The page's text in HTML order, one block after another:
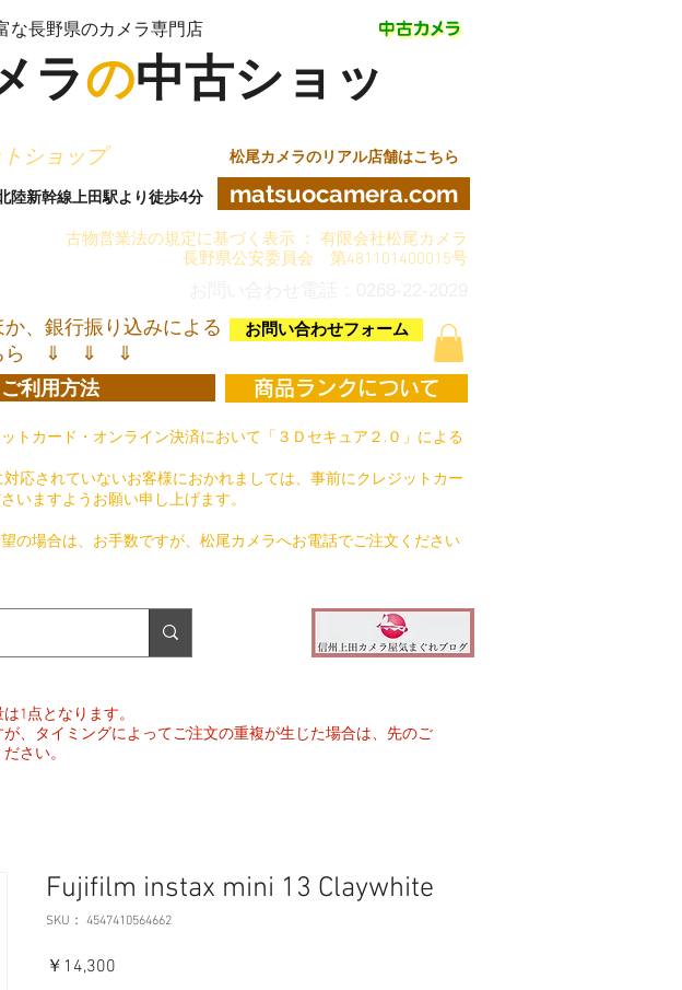
な長野県のカメラ専門店
ラの中古ショッ
ショップ 松尾カメラのリアル店舗はこちら
陸新幹線上田駅より徒歩4分 matsuocamera.com
古物営業法の規定に基づく表示 ： 有限会社松尾カメラ
長野県公安委員会 第481101400015号
、銀行振り込みによる
ちら ⇓ ⇓ ⇓
ご利用方法
お問い合わせフォーム
商品ランクについて
トカード・オンライン決済において「３Ｄセキュア２.０」による
応されていないお客様におかれましては、事前にクレジットカー
いますようお願い申し上げます。
の場合は、お手数ですが、松尾カメラへお電話でご注文ください
Fujifilm instax mini 13 Claywhite
SKU： 4547410564662
￥14,300
1点となります。
、タイミングによってご注文の重複が生じた場合は、先のご
さい。